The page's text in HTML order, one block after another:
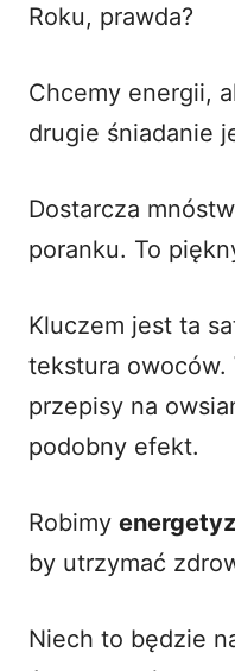
Roku, prawda?
Chcemy energii,
drugie śniadanie
Dostarcza
poranku. To
Kluczem jest ta
tekstura owoców.
przepisy na
podobny efekt.
Robimy
by utrzymać
Niech to będzie